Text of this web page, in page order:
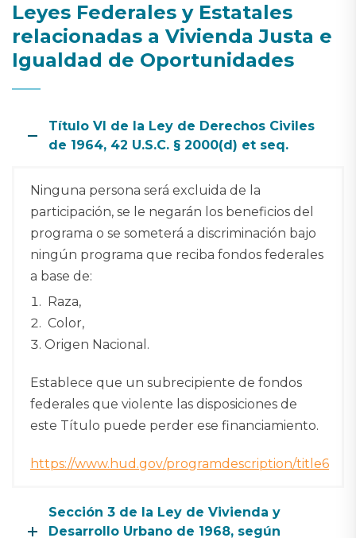
Leyes Federales y Estatales
relacionadas a Vivienda Justa e
Igualdad de Oportunidades
Título VI de la Ley de Derechos Civiles
de 1964, 42 U.S.C. § 2000(d) et seq.
Ninguna persona será excluida de la
participación, se le negarán los beneficios del
programa o se someterá a discriminación bajo
ningún programa que reciba fondos federales
a base de:
Raza,
Color,
Origen Nacional.
Establece que un subrecipiente de fondos
federales que violente las disposiciones de
este Título puede perder ese financiamiento.
https://www.hud.gov/programdescription/title6
Sección 3 de la Ley de Vivienda y
Desarrollo Urbano de 1968, según